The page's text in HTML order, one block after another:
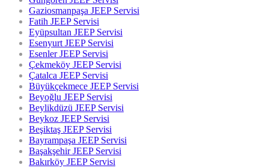
Gaziosmanpaşa JEEP Servisi
Fatih JEEP Servisi
Eyüpsultan JEEP Servisi
Esenyurt JEEP Servisi
Esenler JEEP Servisi
Çekmeköy JEEP Servisi
Çatalca JEEP Servisi
Büyükçekmece JEEP Servisi
Beyoğlu JEEP Servisi
Beylikdüzü JEEP Servisi
Beykoz JEEP Servisi
Beşiktaş JEEP Servisi
Bayrampaşa JEEP Servisi
Başakşehir JEEP Servisi
Bakırköy JEEP Servisi